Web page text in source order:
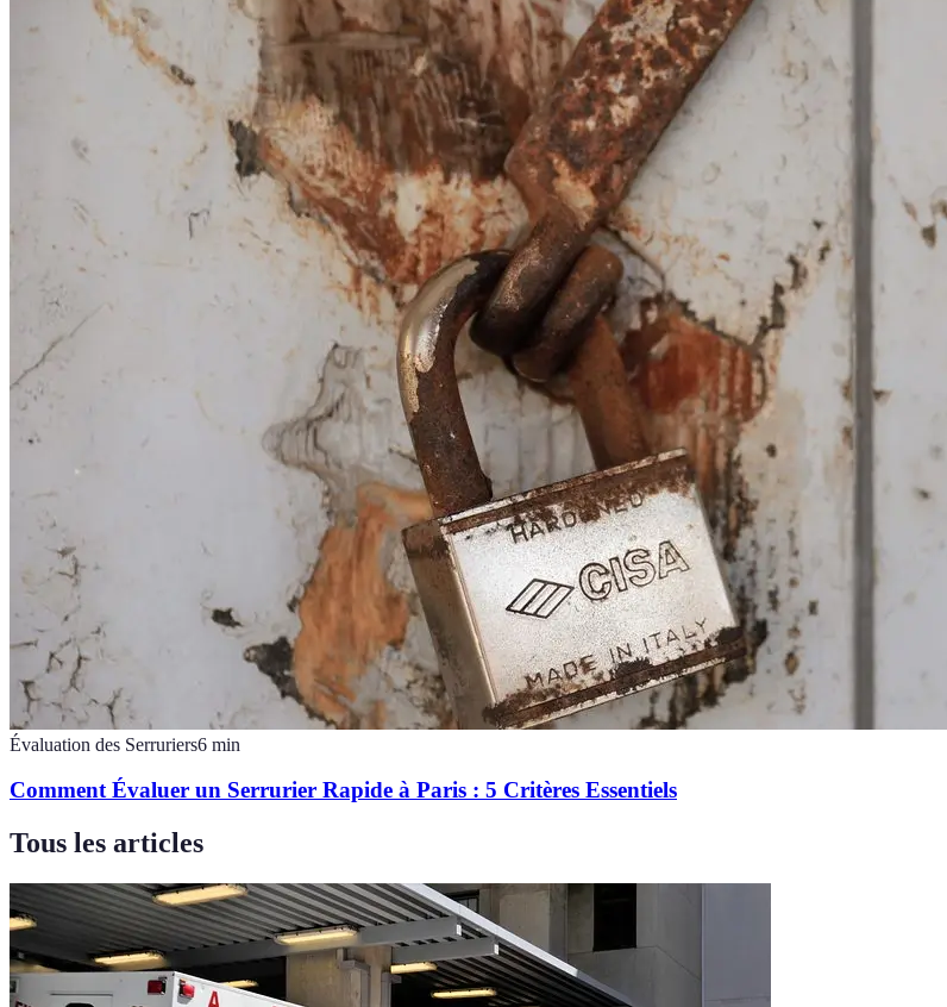
Évaluation des Serruriers6 min
Comment Évaluer un Serrurier Rapide à Paris : 5 Critères Essentiels
Tous les articles